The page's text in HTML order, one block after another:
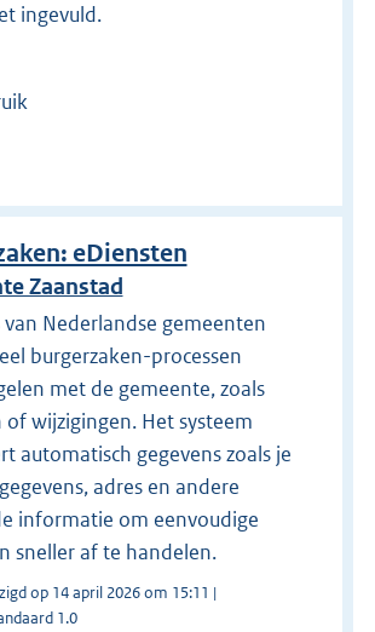
ingevuld.
eDiensten
Zaanstad
Nederlandse gemeenten
burgerzaken-processen
met de gemeente, zoals
wijzigingen. Het systeem
automatisch gegevens zoals je
adres en andere
informatie om eenvoudige
sneller af te handelen.
op 14 april 2026 om 15:11 |
1.0